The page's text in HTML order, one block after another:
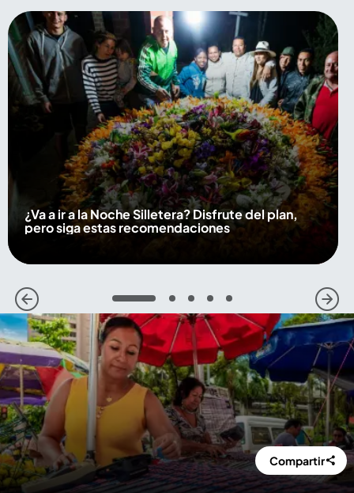
¿Va a ir a la Noche Silletera? Disfrute del plan,
pero siga estas recomendaciones
1 2 3 4 5
Compartir